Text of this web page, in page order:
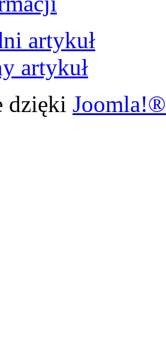
artykuł
artykuł
dzięki Joomla!®